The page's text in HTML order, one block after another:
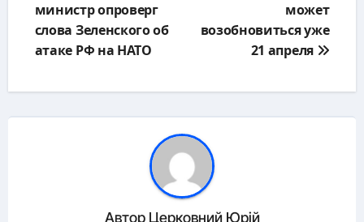
записям
министр опроверг
слова Зеленского об
атаке РФ на НАТО
может
возобновиться уже
21 апреля
Автор Церковний Юрій